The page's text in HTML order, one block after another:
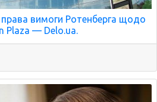
вимоги Ротенберга щодо
Plaza — Delo.ua.